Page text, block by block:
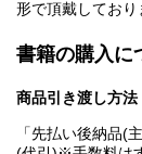
形で頂戴しており
書籍の購入に
商品引き渡し方法
「先払い後納品(